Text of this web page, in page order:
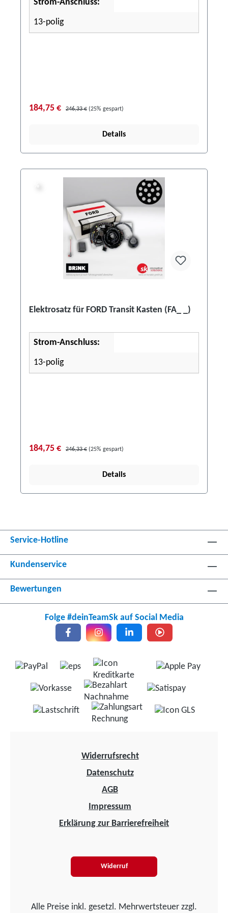
Strom-Anschluss:
13-polig
184,75 € 246,33 € (25% gespart)
Details
Elektrosatz für FORD Transit Kasten (FA_ _)
Strom-Anschluss:
13-polig
184,75 € 246,33 € (25% gespart)
Details
Service-Hotline
Kundenservice
Bewertungen
Folge #deinTeamSk auf Social Media
Widerrufsrecht
Datenschutz
AGB
Impressum
Erklärung zur Barrierefreiheit
Widerruf
Alle Preise inkl. gesetzl. Mehrwertsteuer zzgl.